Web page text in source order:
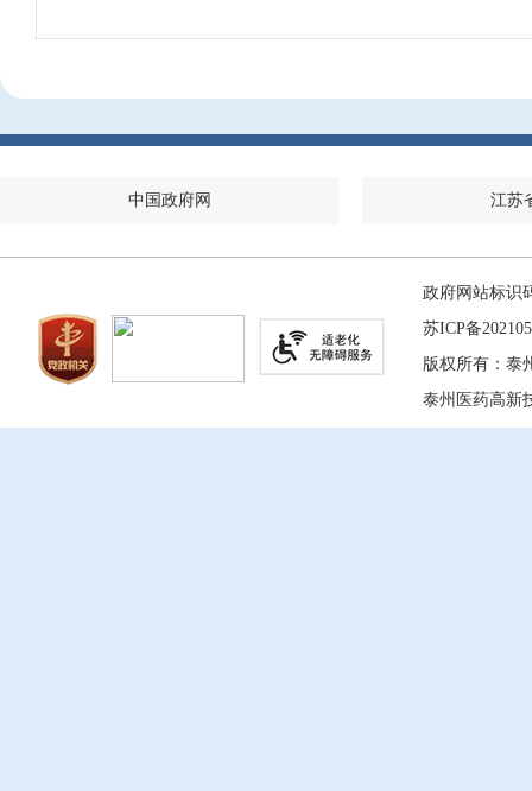
中国政府网 江苏
政府网站标识
苏ICP备
版权所有：泰
泰州医药高新